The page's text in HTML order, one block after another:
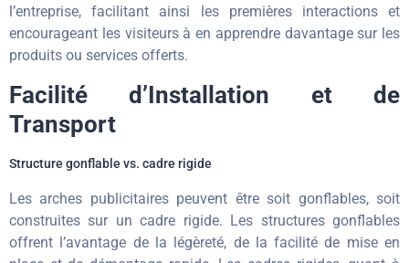
l’entreprise, facilitant ainsi les premières interactions et
encourageant les visiteurs à en apprendre davantage sur les
produits ou services offerts.
Facilité d’Installation et de
Transport
Structure gonflable vs. cadre rigide
Les arches publicitaires peuvent être soit gonflables, soit
construites sur un cadre rigide. Les structures gonflables
offrent l’avantage de la légèreté, de la facilité de mise en